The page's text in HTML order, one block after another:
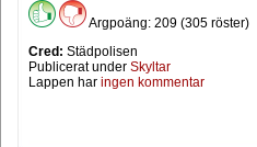
Argpoäng: 209 (305 röster)
Cred: Städpolisen
Publicerat under Skyltar
Lappen har ingen kommentar